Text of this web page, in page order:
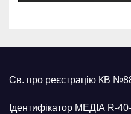
Св. про реєстрацію КВ
Ідентифікатор МЕДІА R-